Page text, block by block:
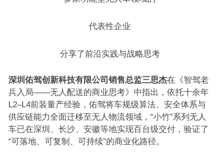
代表性企业
分享了前沿实践与战略思考
深圳佑驾创新科技有限公司销售总监三思杰在《智驾老
兵入局——无人配送的商业思考》中指出，依托十余年
L2–L4前装量产经验，佑驾将车规级算法、安全体系与
供应链能力全面迁移至无人物流领域，“小竹”系列无人
车已在深圳、长沙、安徽等地实现百台级交付，验证了
“可落地、可复制、可持续”的商业化路径。